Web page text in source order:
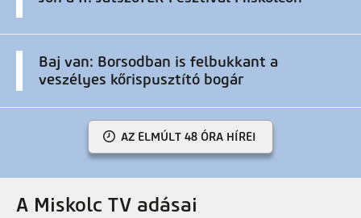
Baj van: Borsodban is felbukkant a
veszélyes kőrispusztító bogár
AZ ELMÚLT 48 ÓRA HÍREI
A Miskolc TV adásai